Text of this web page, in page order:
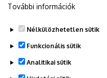
További információk
Nélkülözhetetlen sütik
Funkcionális sütik
Analitikai sütik